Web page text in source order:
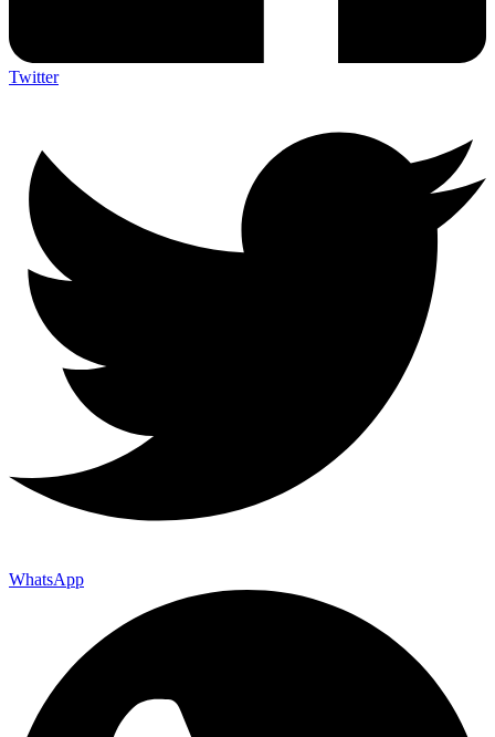
Twitter
WhatsApp